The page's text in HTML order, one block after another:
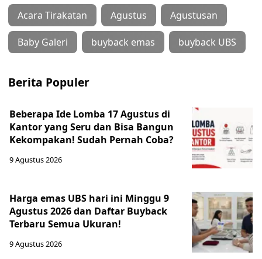
Acara Tirakatan Agustus Agustusan
Baby Galeri buyback emas buyback UBS
Berita Populer
Beberapa Ide Lomba 17 Agustus di
Kantor yang Seru dan Bisa Bangun
Kekompakan! Sudah Pernah Coba?
9 Agustus 2026
Harga emas UBS hari ini Minggu 9
Agustus 2026 dan Daftar Buyback
Terbaru Semua Ukuran!
9 Agustus 2026